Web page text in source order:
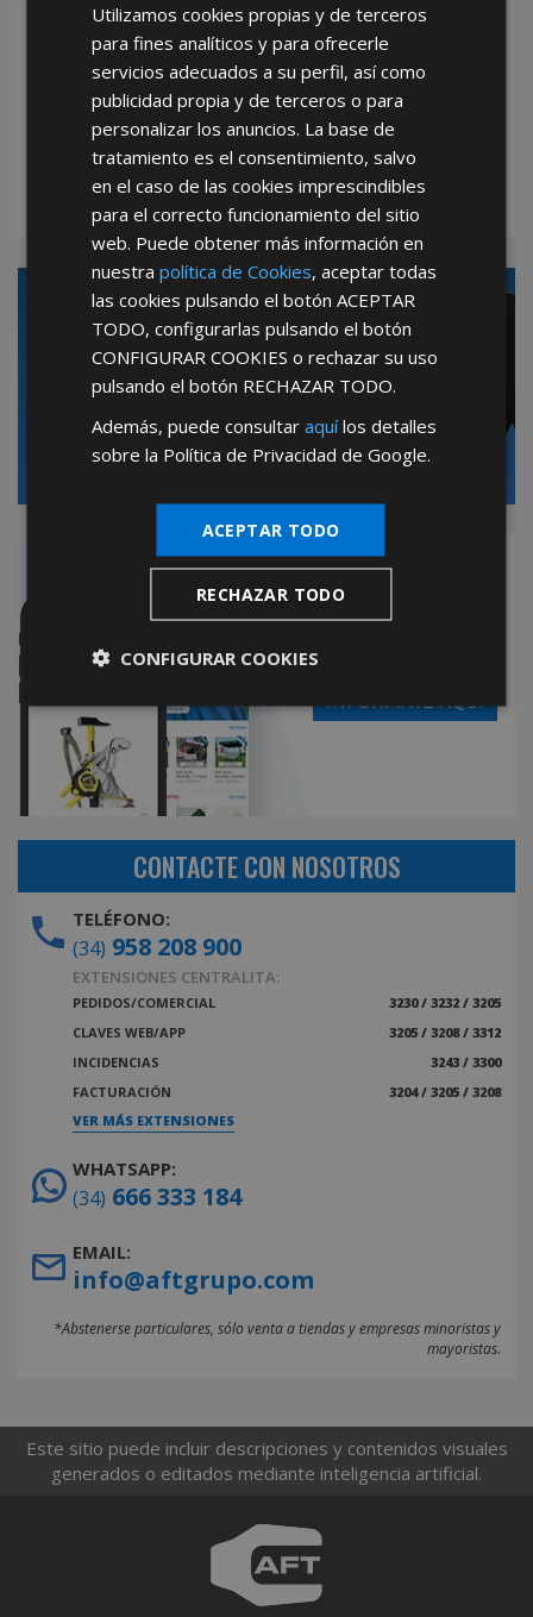
Hazte Distribuidor
Oficial de AFT
Ser distribuidor
tiene sus ventajas
SABER MÁS
Mayoristas de Ferretería:
Hacemos realidad su negocio
Hazte franquiciado
Maurer Point
SABER MÁS
Aplicación Oficial AFT
PARA SMARTPHONES
INFÓRMATE AQUÍ
CONTACTE CON NOSOTROS
TELÉFONO:
(34) 958 208 900
EXTENSIONES CENTRALITA:
PEDIDOS/COMERCIAL
3230 / 3232 / 3205
CLAVES WEB/APP
3205 / 3208 / 3312
INCIDENCIAS
3243 / 3300
FACTURACIÓN
3204 / 3205 / 3208
VER MÁS EXTENSIONES
WHATSAPP:
(34) 666 333 184
EMAIL:
info@aftgrupo.com
*Abstenerse particulares, sólo venta a tiendas y empresas minoristas y
mayoristas.
Este sitio puede incluir descripciones y contenidos visuales
generados o editados mediante inteligencia artificial.
Utilizamos cookies propias y de terceros
para fines analíticos y para ofrecerle
servicios adecuados a su perfil, así como
publicidad propia y de terceros o para
personalizar los anuncios. La base de
tratamiento es el consentimiento, salvo
en el caso de las cookies imprescindibles
para el correcto funcionamiento del sitio
web. Puede obtener más información en
nuestrapolítica de Cookies, aceptar todas
las cookies pulsando el botónACEPTAR
TODO, configurarlas pulsando el botón
CONFIGURAR COOKIES o rechazar su uso
pulsando el botón RECHAZAR TODO.
Además, puede consultaraquílos detalles
sobre la Política de Privacidad de Google.
ACEPTAR TODO
RECHAZAR TODO
CONFIGURAR COOKIES